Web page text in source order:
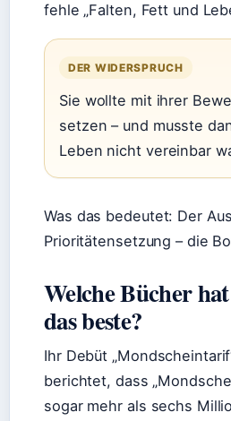
fehle „Falten, Fett und
DER WIDERSPRUCH
Sie wollte mit ihrer
setzen – und musste
Leben nicht vereinbar
Was das bedeutet: Der
Prioritätensetzung – die
Welche Bücher
das beste?
Ihr Debüt
berichtet, dass
sogar mehr als sechs